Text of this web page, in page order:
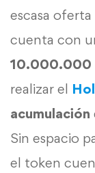
escasa
cuenta con
10.000.000
realizar el
acumulación
Sin espacio
el token